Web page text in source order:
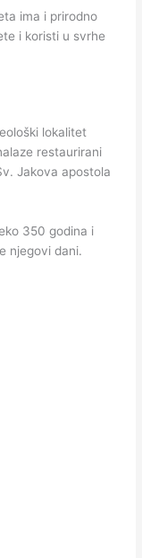
ima i prirodno
i koristi u svrhe
lokalitet
restaurirani
Jakova apostola
350 godina i
njegovi dani.